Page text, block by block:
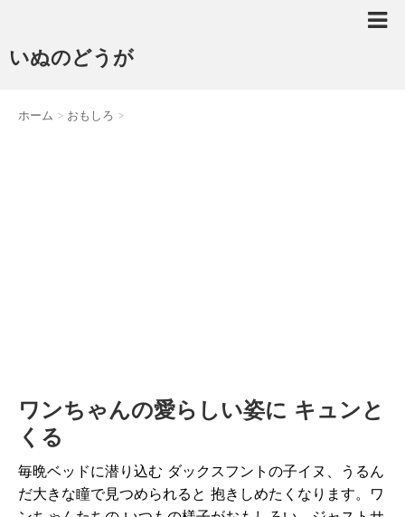
いぬのどうが
ホーム > おもしろ >
ワンちゃんの愛らしい姿に キュンと
くる
毎晩ベッドに潜り込む ダックスフントの子イヌ、うるん
だ大きな瞳で見つめられると 抱きしめたくなります。ワ